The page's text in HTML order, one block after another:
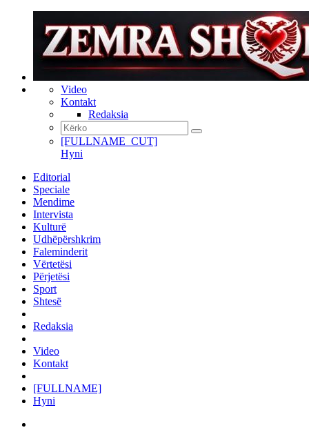
Video
Kontakt
Redaksia
[FULLNAME_CUT]
Hyni
Editorial
Speciale
Mendime
Intervista
Kulturë
Udhëpërshkrim
Faleminderit
Vërtetësi
Përjetësi
Sport
Shtesë
Redaksia
Video
Kontakt
[FULLNAME]
Hyni